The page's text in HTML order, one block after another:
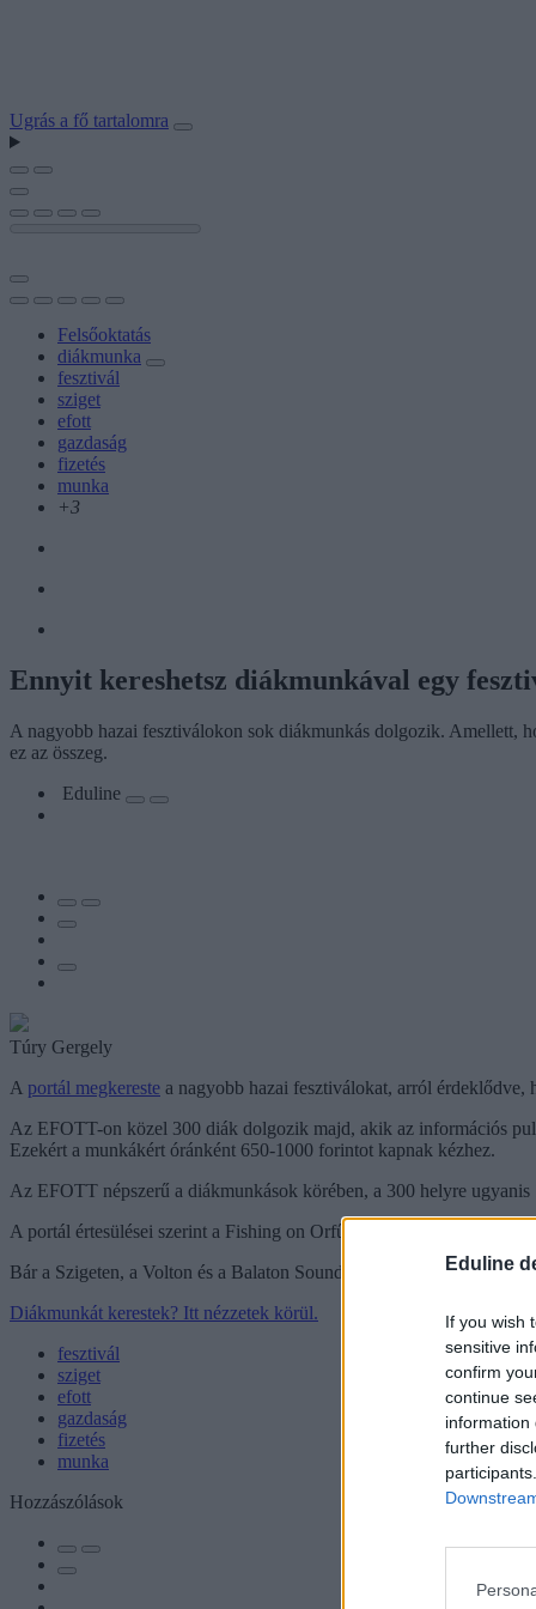
Eduline
If you wish
sensitive
confirm
continue
information
further
Ugrás a fő tartalomra
Felsőoktatás
diákmunka
fesztivál
sziget
efott
gazdaság
fizetés
munka
+3
Ennyit kereshetsz diákmunkával egy
A nagyobb hazai fesztiválokon sok diákmunkás dolgozik. Amellett,
ez az összeg.
Eduline
Túry Gergely
A portál megkereste a nagyobb hazai fesztiválokat, arról
Az EFOTT-on közel 300 diák dolgozik majd, akik az információs
Ezekért a munkákért óránként 650-1000 forintot kapnak kézhez.
Az EFOTT népszerű a diákmunkások körében, a 300 helyre
A portál értesülései szerint a Fishing on Orfűn 800 és 1000 forint
Bár a Szigeten, a Volton és a Balaton Soundon is sok diák dolgozik,
Diákmunkát kerestek? Itt nézzetek körül.
fesztivál
sziget
efott
gazdaság
fizetés
munka
Hozzászólások